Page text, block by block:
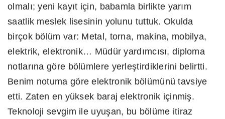
olmalı; yeni kayıt için, babamla birlikte yarım
saatlik meslek lisesinin yolunu tuttuk. Okulda
birçok bölüm var: Metal, torna, makina, mobilya,
elektrik, elektronik… Müdür yardımcısı, diploma
notlarına göre bölümlere yerleştirdiklerini belirtti.
Benim notuma göre elektronik bölümünü tavsiye
etti. Zaten en yüksek baraj elektronik içinmiş.
Teknoloji sevgim ile uyuşan, bu bölüme itiraz